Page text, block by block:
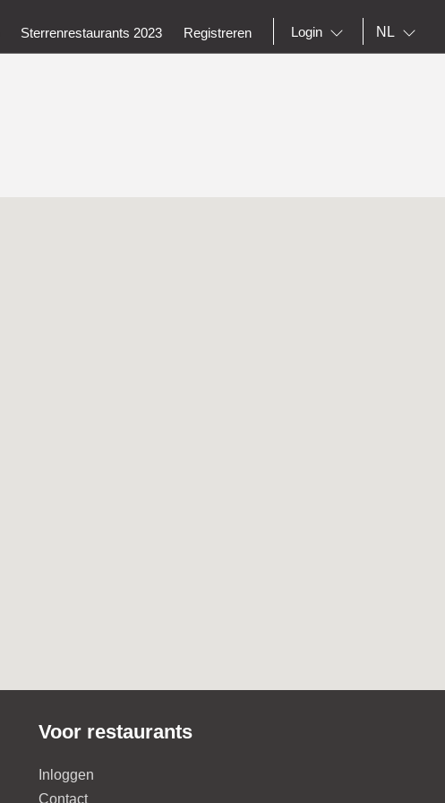
Sterrenrestaurants 2023 Registreren Login NL
Voor restaurants
Inloggen
Contact